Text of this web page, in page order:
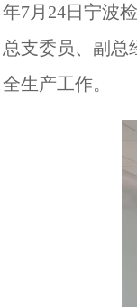
年7月 24日宁波
总支委员、副总
全生产工作。